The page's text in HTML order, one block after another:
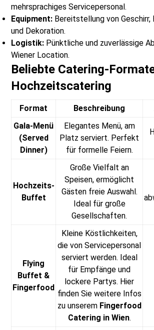
mehrsprachiges Servicepersonal.
Equipment: Bereitstellung von Geschirr,
und Dekoration.
Logistik: Pünktliche und zuverlässige
Wiener Location.
Beliebte Catering-
Hochzeitscatering
Format Beschreibung
Gala-Menü
(Served
Dinner)
Elegantes Menü, am
Platz serviert. Perfekt
für formelle Feiern.
Hochzeits-
Buffet
Große Vielfalt an
Speisen, ermöglicht
Gästen freie Auswahl.
Ideal für große
Gesellschaften.
Flying
Buffet &
Fingerfood
Kleine Köstlichkeiten,
die von Servicepersonal
serviert werden. Ideal
für Empfänge und
lockere Partys. Hier
finden Sie weitere Infos
zu unserem Fingerfood
Catering in Wien.